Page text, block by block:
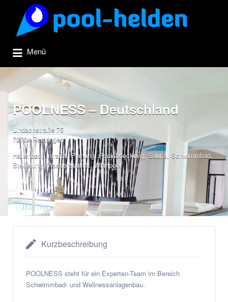
Suchen
nach:
Menü
POOLNESS – Deutschland
Lindachstraße 75
72764 Reutlingen
Hallenbad,Infrarot,Planung,Poolabdeckung, Sauna Schwimmbad,
Steuerung,Wasserqualität,Whirlpool
Kurzbeschreibung
POOLNESS steht für ein Experten-Team im Bereich
Schwimmbad- und Wellnessanlagenbau.